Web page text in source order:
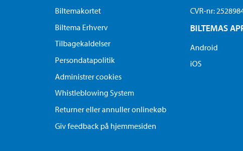
Biltemakortet
Biltema Erhverv
Tilbagekaldelser
Persondatapolitik
Administrer cookies
Whistleblowing System
Returner eller annuller onlinekøb
Giv feedback på hjemmesiden
CVR-nr:
BILTEMAS
Android
iOS